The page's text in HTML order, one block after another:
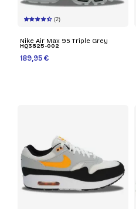
(2)
Nike Air Max 95 Triple Grey
HQ3825-002
189,95 €